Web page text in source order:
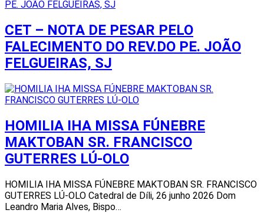
CET – NOTA DE PESAR PELO
FALECIMENTO DO REV.DO PE. JOÃO
FELGUEIRAS, SJ
HOMILIA IHA MISSA FÚNEBRE
MAKTOBAN SR. FRANCISCO
GUTERRES LÚ-OLO
HOMILIA IHA MISSA FÚNEBRE MAKTOBAN SR. FRANCISCO
GUTERRES LÚ-OLO Catedral de Díli, 26 junho 2026 Dom
Leandro Maria Alves, Bispo…